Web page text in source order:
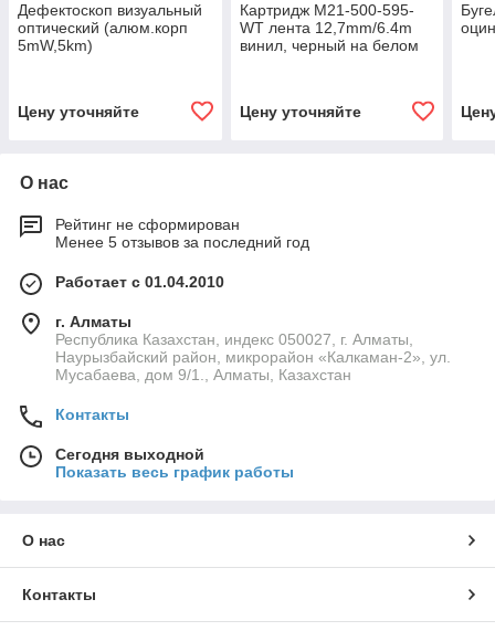
Дефектоскоп визуальный
оптический (алюм.корп
5mW,5km)
Цену уточняйте
Картридж М21-500-595-
WT лента 12,7mm/6.4m
винил, черный на белом
Цену уточняйте
О нас
Рейтинг не сформирован
Менее 5 отзывов за последний год
Работает с 01.04.2010
г. Алматы
Республика Казахстан, индекс 050027, г. Алматы,
Наурызбайский район, микрорайон «Калкаман-2», ул.
Мусабаева, дом 9/1., Алматы, Казахстан
Контакты
Сегодня выходной
Показать весь график работы
О нас
Контакты